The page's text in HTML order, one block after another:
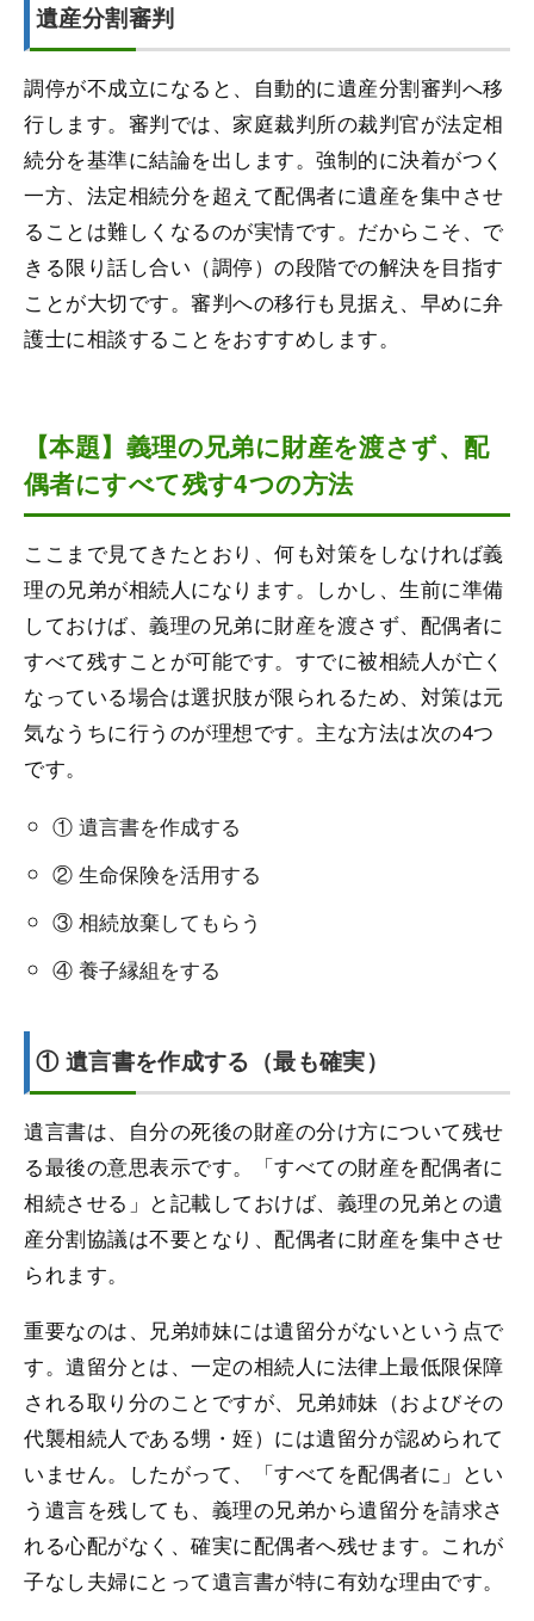
遺産分割審判
調停が不成立になると、自動的に遺産分割審判へ移
行します。審判では、家庭裁判所の裁判官が法定相
続分を基準に結論を出します。強制的に決着がつく
一方、法定相続分を超えて配偶者に遺産を集中させ
ることは難しくなるのが実情です。だからこそ、で
きる限り話し合い（調停）の段階での解決を目指す
ことが大切です。審判への移行も見据え、早めに弁
護士に相談することをおすすめします。
【本題】義理の兄弟に財産を渡さず、配
偶者にすべて残す4つの方法
ここまで見てきたとおり、何も対策をしなければ義
理の兄弟が相続人になります。しかし、生前に準備
しておけば、義理の兄弟に財産を渡さず、配偶者に
すべて残すことが可能です。すでに被相続人が亡く
なっている場合は選択肢が限られるため、対策は元
気なうちに行うのが理想です。主な方法は次の4つ
です。
① 遺言書を作成する
② 生命保険を活用する
③ 相続放棄してもらう
④ 養子縁組をする
① 遺言書を作成する（最も確実）
遺言書は、自分の死後の財産の分け方について残せ
る最後の意思表示です。「すべての財産を配偶者に
相続させる」と記載しておけば、義理の兄弟との遺
産分割協議は不要となり、配偶者に財産を集中させ
られます。
重要なのは、兄弟姉妹には遺留分がないという点で
す。遺留分とは、一定の相続人に法律上最低限保障
される取り分のことですが、兄弟姉妹（およびその
代襲相続人である甥・姪）には遺留分が認められて
いません。したがって、「すべてを配偶者に」とい
う遺言を残しても、義理の兄弟から遺留分を請求さ
れる心配がなく、確実に配偶者へ残せます。これが
子なし夫婦にとって遺言書が特に有効な理由です。